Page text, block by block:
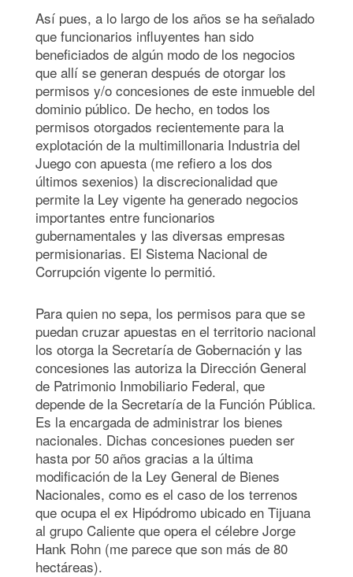
Así pues, a lo largo de los años se ha señalado
que funcionarios influyentes han sido
beneficiados de algún modo de los negocios
que allí se generan después de otorgar los
permisos y/o concesiones de este inmueble del
dominio público. De hecho, en todos los
permisos otorgados recientemente para la
explotación de la multimillonaria Industria del
Juego con apuesta (me refiero a los dos
últimos sexenios) la discrecionalidad que
permite la Ley vigente ha generado negocios
importantes entre funcionarios
gubernamentales y las diversas empresas
permisionarias. El Sistema Nacional de
Corrupción vigente lo permitió.
Para quien no sepa, los permisos para que se
puedan cruzar apuestas en el territorio nacional
los otorga la Secretaría de Gobernación y las
concesiones las autoriza la Dirección General
de Patrimonio Inmobiliario Federal, que
depende de la Secretaría de la Función Pública.
Es la encargada de administrar los bienes
nacionales. Dichas concesiones pueden ser
hasta por 50 años gracias a la última
modificación de la Ley General de Bienes
Nacionales, como es el caso de los terrenos
que ocupa el ex Hipódromo ubicado en Tijuana
al grupo Caliente que opera el célebre Jorge
Hank Rohn (me parece que son más de 80
hectáreas).